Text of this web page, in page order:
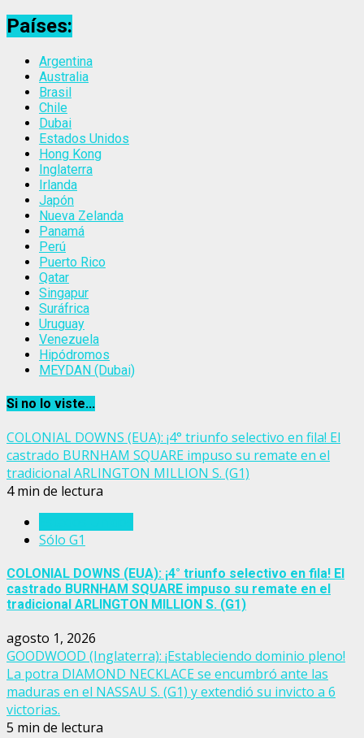
Países:
Argentina
Australia
Brasil
Chile
Dubai
Estados Unidos
Hong Kong
Inglaterra
Irlanda
Japón
Nueva Zelanda
Panamá
Perú
Puerto Rico
Qatar
Singapur
Suráfrica
Uruguay
Venezuela
Hipódromos
MEYDAN (Dubai)
Si no lo viste...
COLONIAL DOWNS (EUA): ¡4° triunfo selectivo en fila! El
castrado BURNHAM SQUARE impuso su remate en el
tradicional ARLINGTON MILLION S. (G1)
4 min de lectura
Sólo G1
COLONIAL DOWNS (EUA): ¡4° triunfo selectivo en fila! El
castrado BURNHAM SQUARE impuso su remate en el
tradicional ARLINGTON MILLION S. (G1)
agosto 1, 2026
GOODWOOD (Inglaterra): ¡Estableciendo dominio pleno!
La potra DIAMOND NECKLACE se encumbró ante las
maduras en el NASSAU S. (G1) y extendió su invicto a 6
victorias.
5 min de lectura